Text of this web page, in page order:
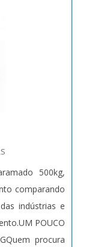
500kg,
comparando
indústrias e
POUCO
procura